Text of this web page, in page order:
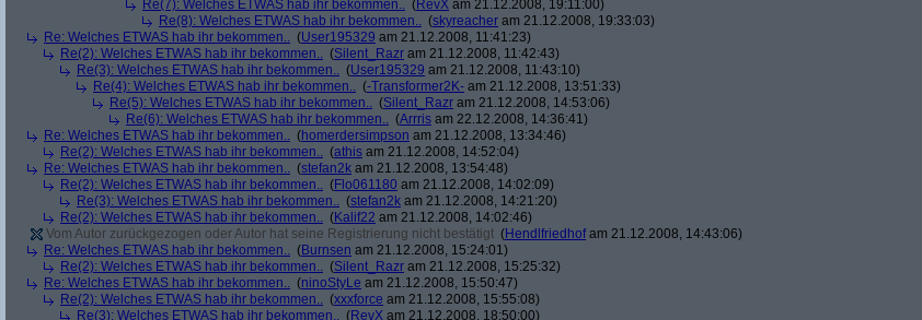
Re(7): Welches ETWAS hab ihr bekommen.. (RevX am 21.12.2008, 19:11:00)
Re(8): Welches ETWAS hab ihr bekommen.. (skyreacher am 21.12.2008, 19:33:03)
Re: Welches ETWAS hab ihr bekommen.. (User195329 am 21.12.2008, 11:41:23)
Re(2): Welches ETWAS hab ihr bekommen.. (Silent_Razr am 21.12.2008, 11:42:43)
Re(3): Welches ETWAS hab ihr bekommen.. (User195329 am 21.12.2008, 11:43:10)
Re(4): Welches ETWAS hab ihr bekommen.. (-Transformer2K- am 21.12.2008, 13:51:33)
Re(5): Welches ETWAS hab ihr bekommen.. (Silent_Razr am 21.12.2008, 14:53:06)
Re(6): Welches ETWAS hab ihr bekommen.. (Arrris am 22.12.2008, 14:36:41)
Re: Welches ETWAS hab ihr bekommen.. (homerdersimpson am 21.12.2008, 13:34:46)
Re(2): Welches ETWAS hab ihr bekommen.. (athis am 21.12.2008, 14:52:04)
Re: Welches ETWAS hab ihr bekommen.. (stefan2k am 21.12.2008, 13:54:48)
Re(2): Welches ETWAS hab ihr bekommen.. (Flo061180 am 21.12.2008, 14:02:09)
Re(3): Welches ETWAS hab ihr bekommen.. (stefan2k am 21.12.2008, 14:21:20)
Re(2): Welches ETWAS hab ihr bekommen.. (Kalif22 am 21.12.2008, 14:02:46)
Vom Autor zurückgezogen oder Autor hat seine Registrierung nicht bestätigt (Hendlfriedhofam 21.12.2008, 14:43:06)
Re: Welches ETWAS hab ihr bekommen.. (Burnsen am 21.12.2008, 15:24:01)
Re(2): Welches ETWAS hab ihr bekommen.. (Silent_Razr am 21.12.2008, 15:25:32)
Re: Welches ETWAS hab ihr bekommen.. (ninoStyLe am 21.12.2008, 15:50:47)
Re(2): Welches ETWAS hab ihr bekommen.. (xxxforce am 21.12.2008, 15:55:08)
Re(3): Welches ETWAS hab ihr bekommen.. (RevX am 21.12.2008, 18:50:00)